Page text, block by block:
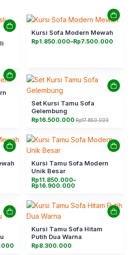
Kursi Sofa Modern Mewah
Rp1.850.000–Rp7.500.000
Rentang
harga:
Set Kursi Tamu Sofa
Gelembung
Rp17.850.000
Harga
adalah:
Rp17.850.000.
Rp16.500.000
Harga
ini
adalah:
Kursi Tamu Sofa Modern
Unik Besar
Rp11.850.000–
Rp16.900.000
Rentang
harga:
Rp11.850.000
Rp16.900.000
Kursi Tamu Sofa Hitam
Putih Dua Warna
Rp8.300.000